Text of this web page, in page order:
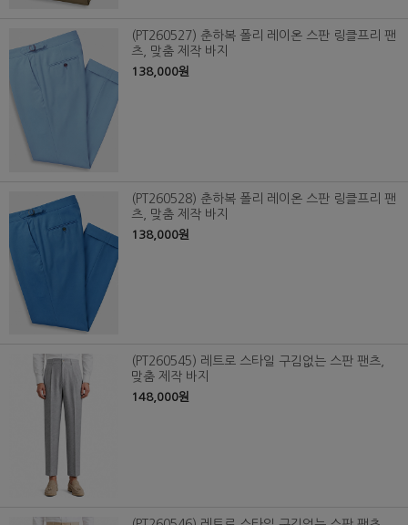
(PT260527) 춘하복 폴리 레이온 스판 링클프리 팬
츠, 맞춤 제작 바지
138,000원
(PT260528) 춘하복 폴리 레이온 스판 링클프리 팬
츠, 맞춤 제작 바지
138,000원
(PT260545) 레트로 스타일 구김없는 스판 팬츠,
맞춤 제작 바지
148,000원